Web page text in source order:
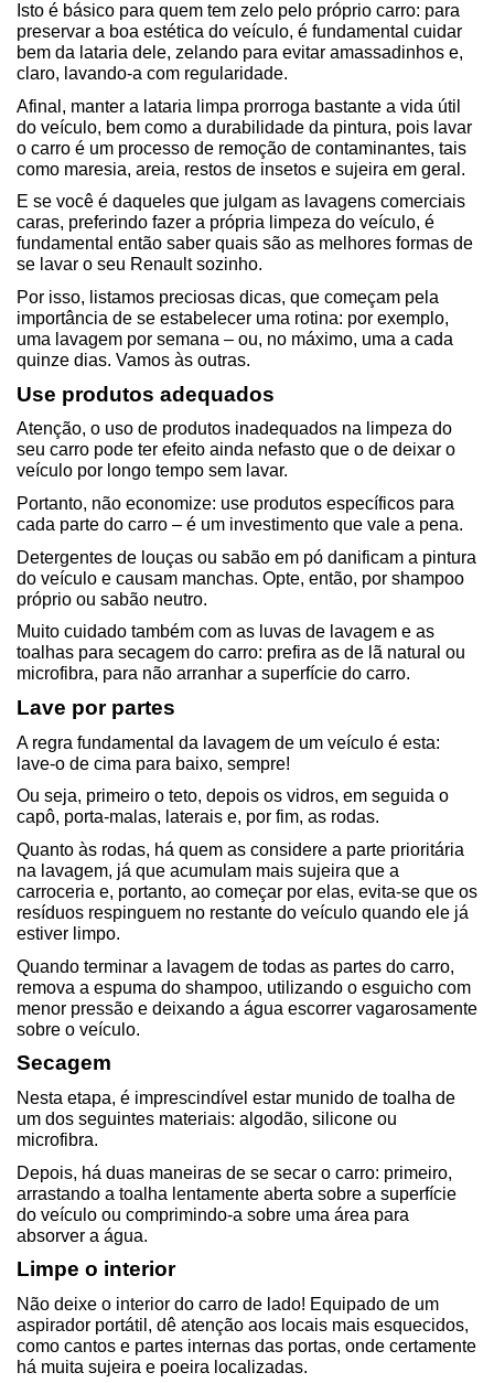
Isto é básico para quem tem zelo pelo próprio carro: para
preservar a boa estética do veículo, é fundamental cuidar
bem da lataria dele, zelando para evitar amassadinhos e,
claro, lavando-a com regularidade.
Afinal, manter a lataria limpa prorroga bastante a vida útil
do veículo, bem como a durabilidade da pintura, pois lavar
o carro é um processo de remoção de contaminantes, tais
como maresia, areia, restos de insetos e sujeira em geral.
E se você é daqueles que julgam as lavagens comerciais
caras, preferindo fazer a própria limpeza do veículo, é
fundamental então saber quais são as melhores formas de
se lavar o seu Renault sozinho.
Por isso, listamos preciosas dicas, que começam pela
importância de se estabelecer uma rotina: por exemplo,
uma lavagem por semana – ou, no máximo, uma a cada
quinze dias. Vamos às outras.
Use produtos adequados
Atenção, o uso de produtos inadequados na limpeza do
seu carro pode ter efeito ainda nefasto que o de deixar o
veículo por longo tempo sem lavar.
Portanto, não economize: use produtos específicos para
cada parte do carro – é um investimento que vale a pena.
Detergentes de louças ou sabão em pó danificam a pintura
do veículo e causam manchas. Opte, então, por shampoo
próprio ou sabão neutro.
Muito cuidado também com as luvas de lavagem e as
toalhas para secagem do carro: prefira as de lã natural ou
microfibra, para não arranhar a superfície do carro.
Lave por partes
A regra fundamental da lavagem de um veículo é esta:
lave-o de cima para baixo, sempre!
Ou seja, primeiro o teto, depois os vidros, em seguida o
capô, porta-malas, laterais e, por fim, as rodas.
Quanto às rodas, há quem as considere a parte prioritária
na lavagem, já que acumulam mais sujeira que a
carroceria e, portanto, ao começar por elas, evita-se que os
resíduos respinguem no restante do veículo quando ele já
estiver limpo.
Quando terminar a lavagem de todas as partes do carro,
remova a espuma do shampoo, utilizando o esguicho com
menor pressão e deixando a água escorrer vagarosamente
sobre o veículo.
Secagem
Nesta etapa, é imprescindível estar munido de toalha de
um dos seguintes materiais: algodão, silicone ou
microfibra.
Depois, há duas maneiras de se secar o carro: primeiro,
arrastando a toalha lentamente aberta sobre a superfície
do veículo ou comprimindo-a sobre uma área para
absorver a água.
Limpe o interior
Não deixe o interior do carro de lado! Equipado de um
aspirador portátil, dê atenção aos locais mais esquecidos,
como cantos e partes internas das portas, onde certamente
há muita sujeira e poeira localizadas.